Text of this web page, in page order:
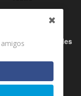
Tecnología
Tv / Radio / Redes